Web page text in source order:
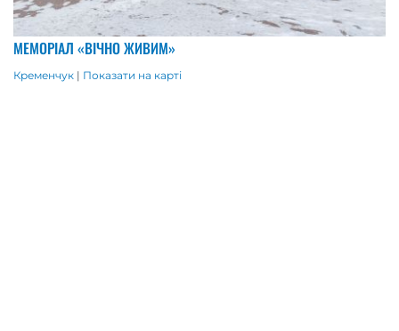
МЕМОРІАЛ «ВІЧНО ЖИВИМ»
Кременчук | Показати на карті